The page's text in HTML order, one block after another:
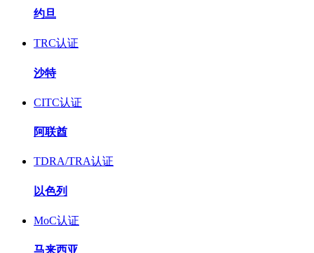
约旦
TRC认证
沙特
CITC认证
阿联酋
TDRA/TRA认证
以色列
MoC认证
马来西亚